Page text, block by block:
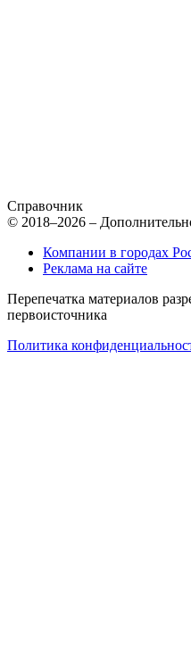
Справочник
© 2018–2026 –
Компании в городах
Реклама на сайте
Перепечатка материалов
первоисточника
Политика